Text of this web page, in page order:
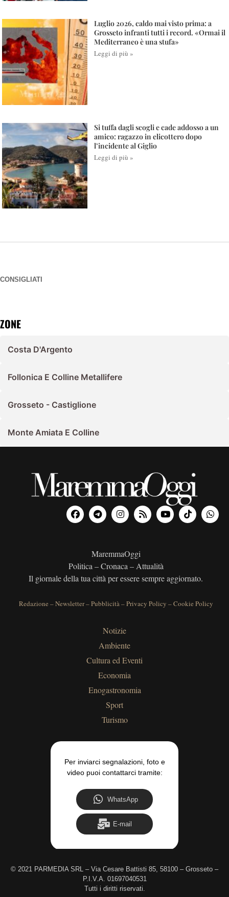
Luglio 2026, caldo mai visto prima: a
Grosseto infranti tutti i record. «Ormai il
Mediterraneo è una stufa»
Leggi di più »
Si tuffa dagli scogli e cade addosso a un
amico: ragazzo in elicottero dopo
l’incidente al Giglio
Leggi di più »
CONSIGLIATI
ZONE
Costa D'Argento
Follonica E Colline Metallifere
Grosseto - Castiglione
Monte Amiata E Colline
MaremmaOggi
Politica – Cronaca – Attualità
Il giornale della tua città per essere sempre aggiornato.
Redazione –Newsletter–Pubblicità–Privacy Policy –Cookie Policy
Notizie
Ambiente
Cultura ed Eventi
Economia
Enogastronomia
Sport
Turismo
Per inviarci segnalazioni, foto e
video puoi contattarci tramite:
WhatsApp
E-mail
© 2021 PARMEDIA SRL – Via Cesare Battisti 85, 58100 – Grosseto –
P.I.V.A. 01697040531
Tutti i diritti riservati.